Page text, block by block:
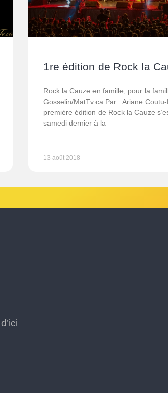
1re édition de Rock la
Rock la Cauze en famille, pour la
Gosselin/MatTv.ca Par : Ariane
première édition de Rock la Cauze
samedi dernier à la
13 août 2018